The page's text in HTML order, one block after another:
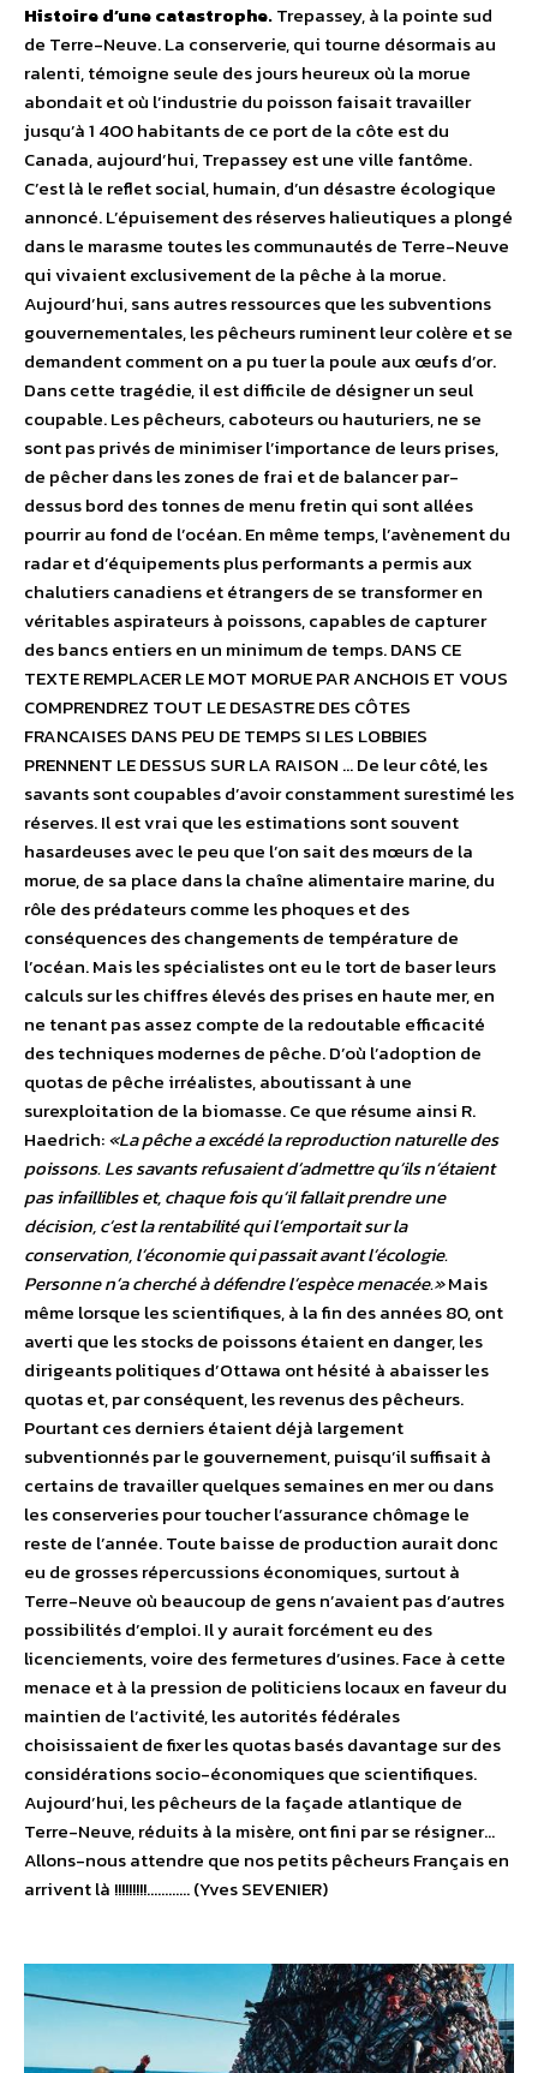
Histoire d’une catastrophe.Trepassey, à la pointe sud
de Terre-Neuve. La conserverie, qui tourne désormais au
ralenti, témoigne seule des jours heureux où la morue
abondait et où l’industrie du poisson faisait travailler
jusqu’à 1 400 habitants de ce port de la côte est du
Canada, aujourd’hui, Trepassey est une ville fantôme.
C’est là le reflet social, humain, d’un désastre écologique
annoncé. L’épuisement des réserves halieutiques a plongé
dans le marasme toutes les communautés de Terre-Neuve
qui vivaient exclusivement de la pêche à la morue.
Aujourd’hui, sans autres ressources que les subventions
gouvernementales, les pêcheurs ruminent leur colère et se
demandent comment on a pu tuer la poule aux œufs d’or.
Dans cette tragédie, il est difficile de désigner un seul
coupable. Les pêcheurs, caboteurs ou hauturiers, ne se
sont pas privés de minimiser l’importance de leurs prises,
de pêcher dans les zones de frai et de balancer par-
dessus bord des tonnes de menu fretin qui sont allées
pourrir au fond de l’océan. En même temps, l’avènement du
radar et d’équipements plus performants a permis aux
chalutiers canadiens et étrangers de se transformer en
véritables aspirateurs à poissons, capables de capturer
des bancs entiers en un minimum de temps. DANS CE
TEXTE REMPLACER LE MOT MORUE PAR ANCHOIS ET VOUS
COMPRENDREZ TOUT LE DESASTRE DES CÔTES
FRANCAISES DANS PEU DE TEMPS SI LES LOBBIES
PRENNENT LE DESSUS SUR LA RAISON … De leur côté, les
savants sont coupables d’avoir constamment surestimé les
réserves. Il est vrai que les estimations sont souvent
hasardeuses avec le peu que l’on sait des mœurs de la
morue, de sa place dans la chaîne alimentaire marine, du
rôle des prédateurs comme les phoques et des
conséquences des changements de température de
l’océan. Mais les spécialistes ont eu le tort de baser leurs
calculs sur les chiffres élevés des prises en haute mer, en
ne tenant pas assez compte de la redoutable efficacité
des techniques modernes de pêche. D’où l’adoption de
quotas de pêche irréalistes, aboutissant à une
surexploitation de la biomasse. Ce que résume ainsi R.
Haedrich:«La pêche a excédé la reproduction naturelle des
poissons. Les savants refusaient d’admettre qu’ils n’étaient
pas infaillibles et, chaque fois qu’il fallait prendre une
décision, c’est la rentabilité qui l’emportait sur la
conservation, l’économie qui passait avant l’écologie.
Personne n’a cherché à défendre l’espèce menacée.»Mais
même lorsque les scientifiques, à la fin des années 80, ont
averti que les stocks de poissons étaient en danger, les
dirigeants politiques d’Ottawa ont hésité à abaisser les
quotas et, par conséquent, les revenus des pêcheurs.
Pourtant ces derniers étaient déjà largement
subventionnés par le gouvernement, puisqu’il suffisait à
certains de travailler quelques semaines en mer ou dans
les conserveries pour toucher l’assurance chômage le
reste de l’année. Toute baisse de production aurait donc
eu de grosses répercussions économiques, surtout à
Terre-Neuve où beaucoup de gens n’avaient pas d’autres
possibilités d’emploi. Il y aurait forcément eu des
licenciements, voire des fermetures d’usines. Face à cette
menace et à la pression de politiciens locaux en faveur du
maintien de l’activité, les autorités fédérales
choisissaient de fixer les quotas basés davantage sur des
considérations socio-économiques que scientifiques.
Aujourd’hui, les pêcheurs de la façade atlantique de
Terre-Neuve, réduits à la misère, ont fini par se résigner…
Allons-nous attendre que nos petits pêcheurs Français en
arrivent là !!!!!!!!!………… (Yves SEVENIER)